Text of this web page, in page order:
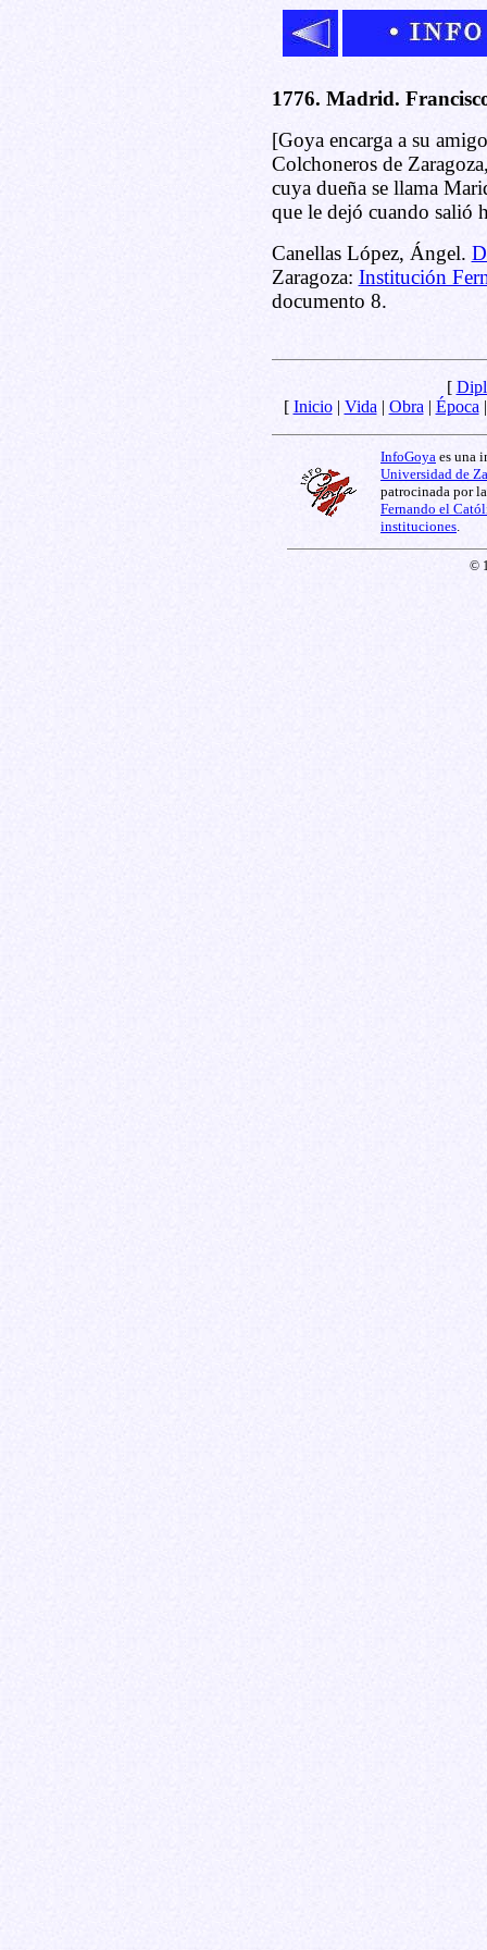
1776. Madrid.
[Goya encarga a su
Colchoneros de
cuya dueña se llama
que le dejó cuando salió
Canellas López, Ángel.
Zaragoza: Institución
documento 8.
[
[ Inicio| Vida | Obra | Época
InfoGoya es una
Universidad de
patrocinada por
Fernando el
instituciones
©